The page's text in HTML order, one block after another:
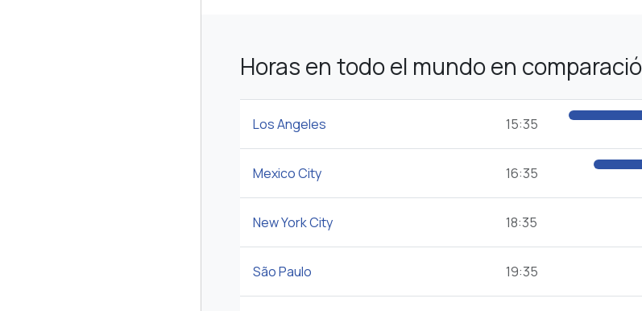
Horas en todo el mundo en
Los Angeles 15:35
Mexico City 16:35
New York City 18:35
São Paulo 19:35